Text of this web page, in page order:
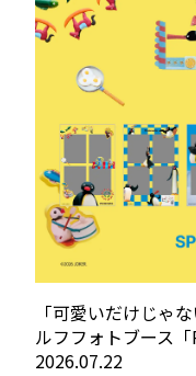
「可愛いだけじゃ
ルフフォトブース
2026.07.22